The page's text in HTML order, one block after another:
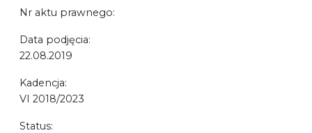
Nr aktu prawnego:
Data podjęcia:
22.08.2019
Kadencja:
VI 2018/2023
Status: